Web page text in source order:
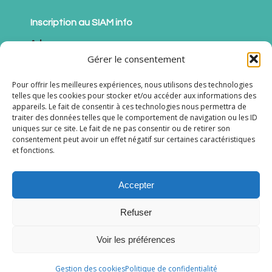
Gérer le consentement
Pour offrir les meilleures expériences, nous utilisons des technologies
telles que les cookies pour stocker et/ou accéder aux informations des
appareils. Le fait de consentir à ces technologies nous permettra de
traiter des données telles que le comportement de navigation ou les ID
uniques sur ce site. Le fait de ne pas consentir ou de retirer son
consentement peut avoir un effet négatif sur certaines caractéristiques
et fonctions.
Accepter
Refuser
Voir les préférences
Gestion des cookiesPolitique de confidentialité
Inscription au SIAM info
Adresse
Nom
RGPD - J’accepte les conditions générales de
gestion de mes données personnelles dans le cadre
dela politique de confidentialité du site
© 2024 - SIAM - Syndicat Intercommunal